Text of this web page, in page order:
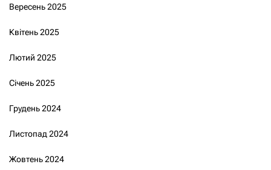
Вересень 2025
Квітень 2025
Лютий 2025
Січень 2025
Грудень 2024
Листопад 2024
Жовтень 2024